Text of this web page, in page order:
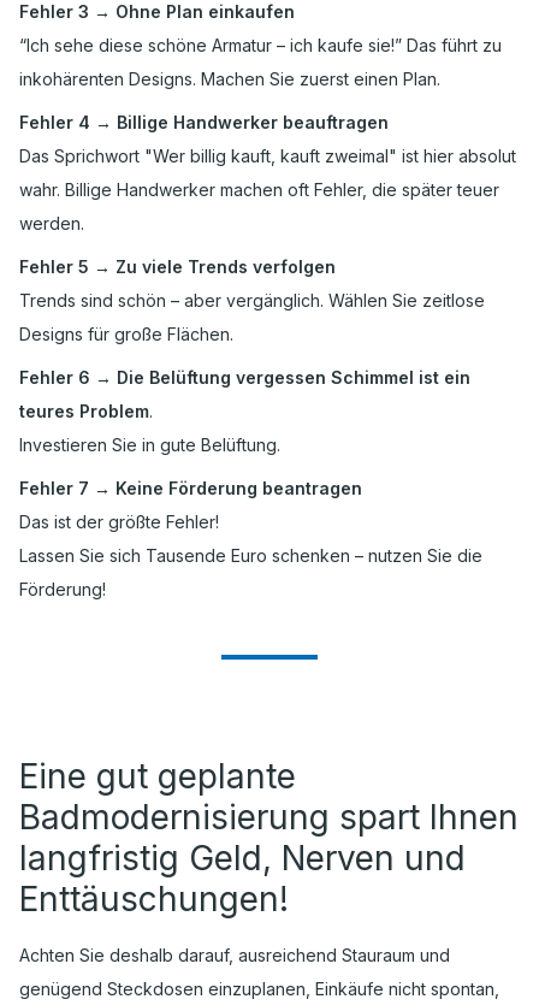
Fehler 3 → Ohne Plan einkaufen
“Ich sehe diese schöne Armatur – ich kaufe sie!” Das führt zu
inkohärenten Designs. Machen Sie zuerst einen Plan.
Fehler 4 → Billige Handwerker beauftragen
Das Sprichwort "Wer billig kauft, kauft zweimal" ist hier absolut
wahr. Billige Handwerker machen oft Fehler, die später teuer
werden.
Fehler 5 → Zu viele Trends verfolgen
Trends sind schön – aber vergänglich. Wählen Sie zeitlose
Designs für große Flächen.
Fehler 6 → Die Belüftung vergessen Schimmel ist ein
teures Problem.
Investieren Sie in gute Belüftung.
Fehler 7 → Keine Förderung beantragen
Das ist der größte Fehler!
Lassen Sie sich Tausende Euro schenken – nutzen Sie die
Förderung!
Eine gut geplante
Badmodernisierung spart Ihnen
langfristig Geld, Nerven und
Enttäuschungen!
Achten Sie deshalb darauf, ausreichend Stauraum und
genügend Steckdosen einzuplanen, Einkäufe nicht spontan,